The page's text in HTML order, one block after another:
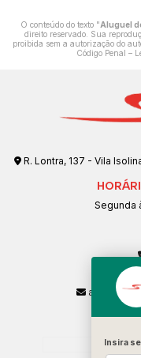
O conteúdo do texto "Aluguel
direito reservado. Sua
proibida sem a autorização do
Código Penal –
R. Lontra, 137 - Vila
Segunda
Insira